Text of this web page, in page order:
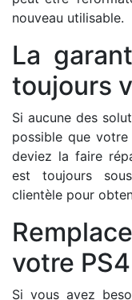
nouveau utilisable.
La
toujours
Si aucune des
possible que
deviez la faire
est toujours
clientèle pour
votre PS4
Si vous avez